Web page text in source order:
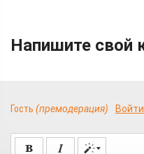
Напишите свой
Гость (премодерация) Войти